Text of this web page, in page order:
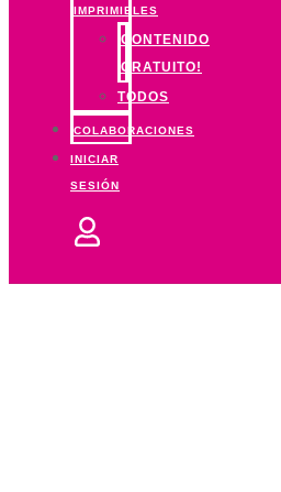
IMPRIMIBLES
CONTENIDO
GRATUITO!
TODOS
COLABORACIONES
INICIAR
SESIÓN